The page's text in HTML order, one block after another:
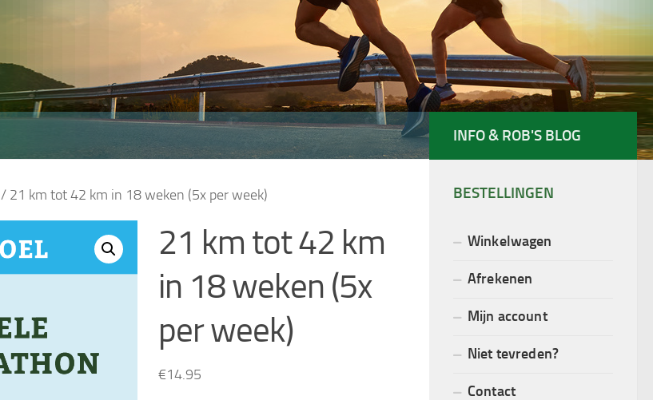
/ 21 km tot 42 km in 18 weken (5x per week)
21 km tot 42 km
in 18 weken (5x
per week)
€14.95
INFO & ROB'S BLOG
BESTELLINGEN
Winkelwagen
Afrekenen
Mijn account
Niet tevreden?
Contact